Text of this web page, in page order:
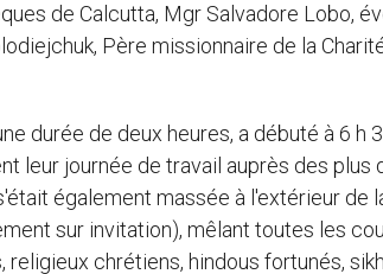
de Calcutta, Mgr Salvadore Lobo,
Père missionnaire de la
durée de deux heures, a débuté à 6 h
leur journée de travail auprès des
également massée à l'extérieur de
sur invitation), mêlant toutes les
religieux chrétiens, hindous fortunés,